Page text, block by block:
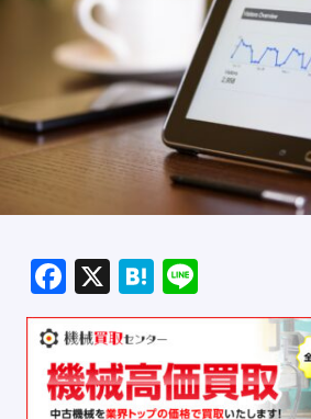
Facebook
X Hatena